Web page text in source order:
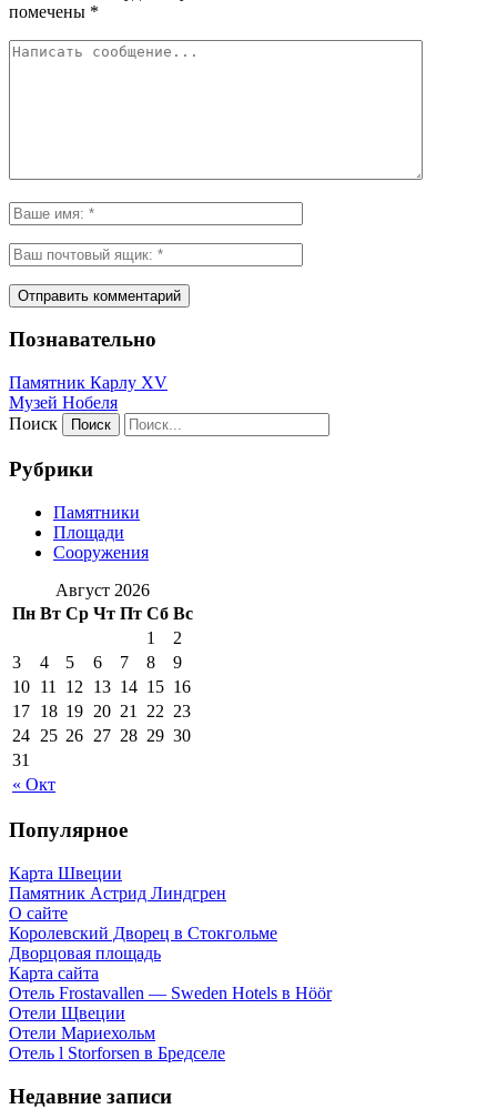
помечены *
Познавательно
Памятник Карлу XV
Музей Нобеля
Поиск
Рубрики
Памятники
Площади
Сооружения
Август 2026
Пн Вт Ср Чт Пт Сб Вс
« Окт
1
2
3
4 5 6 7 8
9
10 11 12 13 14 15 16
17 18 19 20 21 22 23
24 25 26 27 28 29 30
31
Популярное
Карта Швеции
Памятник Астрид Линдгрен
О сайте
Королевский Дворец в Стокгольме
Дворцовая площадь
Карта сайта
Отель Frostavallen — Sweden Hotels в Höör
Отели Щвеции
Отели Мариехольм
Отель l Storforsen в Бредселе
Недавние записи